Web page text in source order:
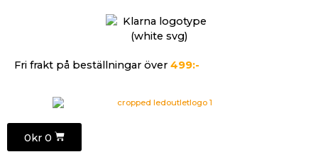
Fri frakt på beställningar över 499:-
0 kr 0